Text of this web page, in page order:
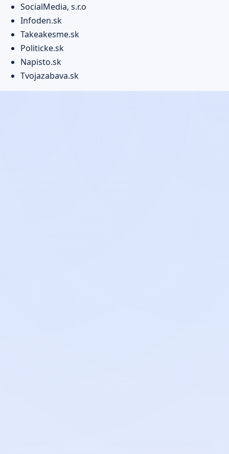
SocialMedia, s.r.o
Infoden.sk
Takeakesme.sk
Politicke.sk
Napisto.sk
Tvojazabava.sk